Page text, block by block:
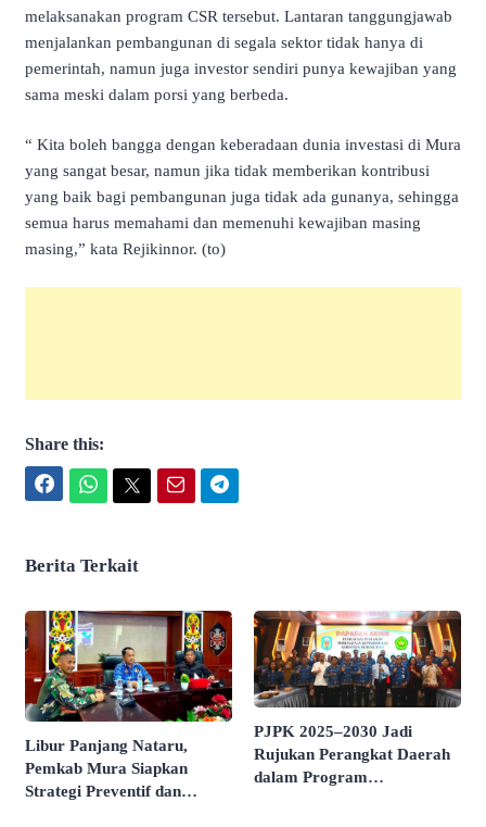
melaksanakan program CSR tersebut. Lantaran tanggungjawab
menjalankan pembangunan di segala sektor tidak hanya di
pemerintah, namun juga investor sendiri punya kewajiban yang
sama meski dalam porsi yang berbeda.
“ Kita boleh bangga dengan keberadaan dunia investasi di Mura
yang sangat besar, namun jika tidak memberikan kontribusi
yang baik bagi pembangunan juga tidak ada gunanya, sehingga
semua harus memahami dan memenuhi kewajiban masing
masing,” kata Rejikinnor. (to)
Share this:
Berita Terkait
Libur Panjang Nataru,
Pemkab Mura Siapkan
Strategi Preventif dan
PJPK 2025–2030 Jadi
Rujukan Perangkat Daerah
dalam Program